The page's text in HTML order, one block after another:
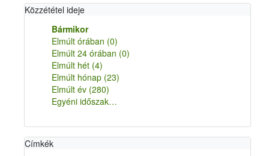
Közzététel ideje
Bármikor
Elmúlt órában (0)
Elmúlt 24 órában (0)
Elmúlt hét (4)
Elmúlt hónap (23)
Elmúlt év (280)
Egyéni időszak…
Címkék